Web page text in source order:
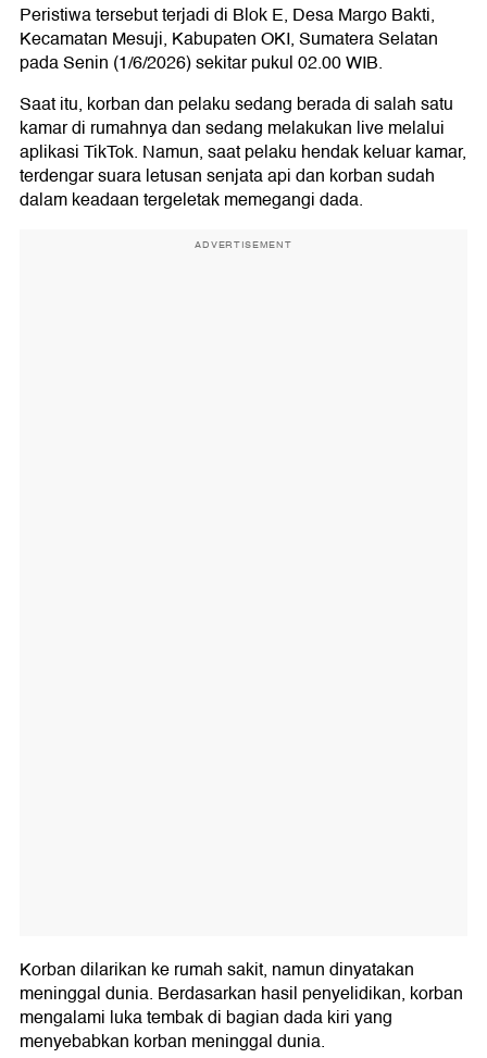
Peristiwa tersebut terjadi di Blok E, Desa Margo Bakti,
Kecamatan Mesuji, Kabupaten OKI, Sumatera Selatan
pada Senin (1/6/2026) sekitar pukul 02.00 WIB.
Saat itu, korban dan pelaku sedang berada di salah satu
kamar di rumahnya dan sedang melakukan live melalui
aplikasi TikTok. Namun, saat pelaku hendak keluar kamar,
terdengar suara letusan senjata api dan korban sudah
dalam keadaan tergeletak memegangi dada.
ADVERTISEMENT
Korban dilarikan ke rumah sakit, namun dinyatakan
meninggal dunia. Berdasarkan hasil penyelidikan, korban
mengalami luka tembak di bagian dada kiri yang
menyebabkan korban meninggal dunia.